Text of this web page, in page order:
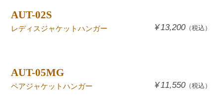
AUT-02S
レディスジャケットハンガー ¥ 13,200（税込）
AUT-05MG
ペアジャケットハンガー ¥ 11,550（税込）